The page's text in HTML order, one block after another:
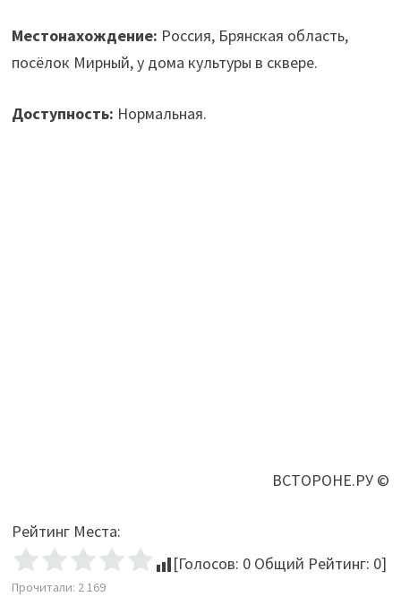
Местонахождение: Россия, Брянская область,
посёлок Мирный, у дома культуры в сквере.
Доступность: Нормальная.
ВСТОРОНЕ.РУ ©
Рейтинг Места:
[Голосов: 0Общий Рейтинг: 0]
Прочитали: 2 169